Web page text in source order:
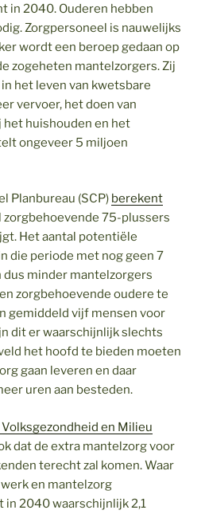
in 2040. Ouderen hebben
Zorgpersoneel is nauwelijks
wordt een beroep gedaan op
zogeheten mantelzorgers. Zij
het leven van kwetsbare
vervoer, het doen van
het huishouden en het
ongeveer 5 miljoen
Planbureau (SCP) berekent
75-plussers
Het aantal potentiële
die periode met nog geen 7
dus minder mantelzorgers
zorgbehoevende oudere te
gemiddeld vijf mensen voor
dit er waarschijnlijk slechts
het hoofd te bieden moeten
gaan leveren en daar
uren aan besteden.
en Milieu
dat de extra mantelzorg voor
terecht zal komen. Waar
en mantelzorg
2040 waarschijnlijk 2,1